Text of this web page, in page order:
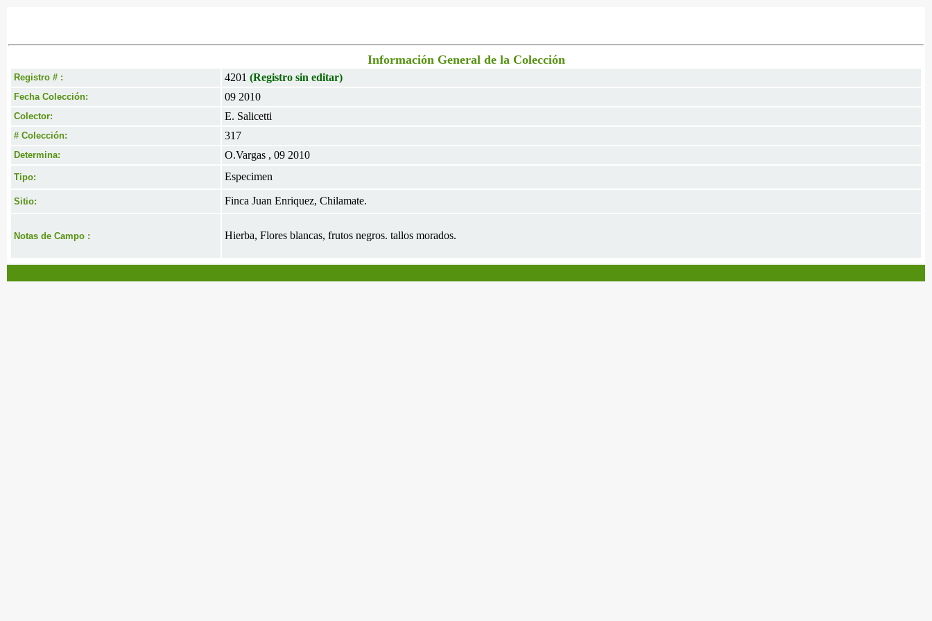
Información General de la Colección
Registro # : 4201 (Registro sin editar)
Fecha Colección: 09 2010
Colector: E. Salicetti
# Colección: 317
Determina: O.Vargas , 09 2010
Tipo: Especimen
Sitio: Finca Juan Enriquez, Chilamate.
Notas de Campo : Hierba, Flores blancas, frutos negros. tallos morados.